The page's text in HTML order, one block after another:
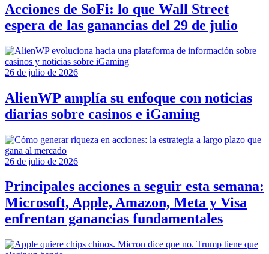
Acciones de SoFi: lo que Wall Street
espera de las ganancias del 29 de julio
26 de julio de 2026
AlienWP amplía su enfoque con noticias
diarias sobre casinos e iGaming
26 de julio de 2026
Principales acciones a seguir esta semana:
Microsoft, Apple, Amazon, Meta y Visa
enfrentan ganancias fundamentales